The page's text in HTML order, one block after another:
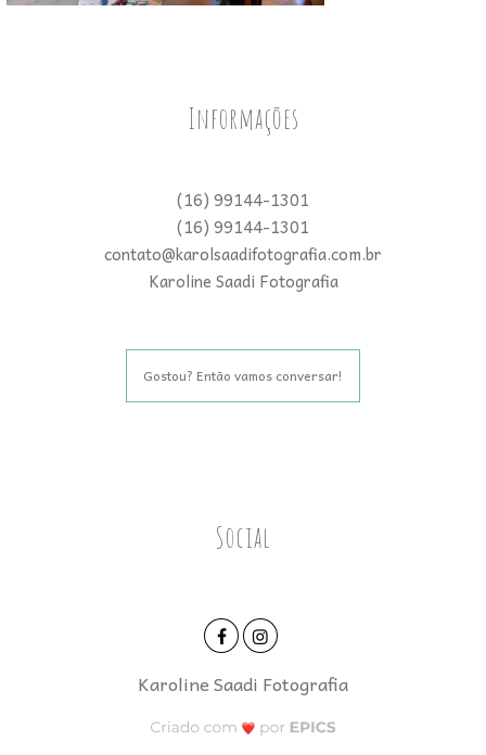
Informações
(16) 99144-1301
(16) 99144-1301
contato@karolsaadifotografia.com.br
Karoline Saadi Fotografia
Gostou? Então vamos conversar!
Social
Karoline Saadi Fotografia